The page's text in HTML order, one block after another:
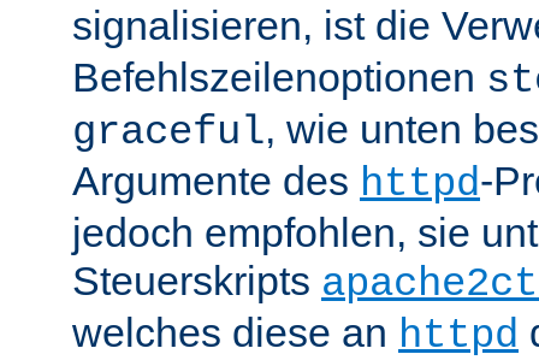
signalisieren, ist die
Befehlszeilenoptionen
graceful, wie unten
Argumente des httpd-
jedoch empfohlen, sie
Steuerskripts
welches diese an httpd